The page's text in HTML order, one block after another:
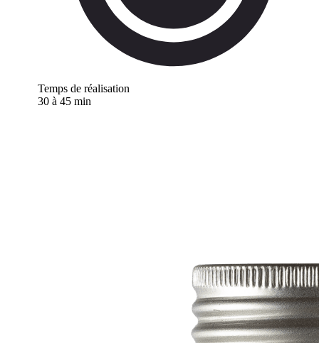
Temps de réalisation
30 à 45 min